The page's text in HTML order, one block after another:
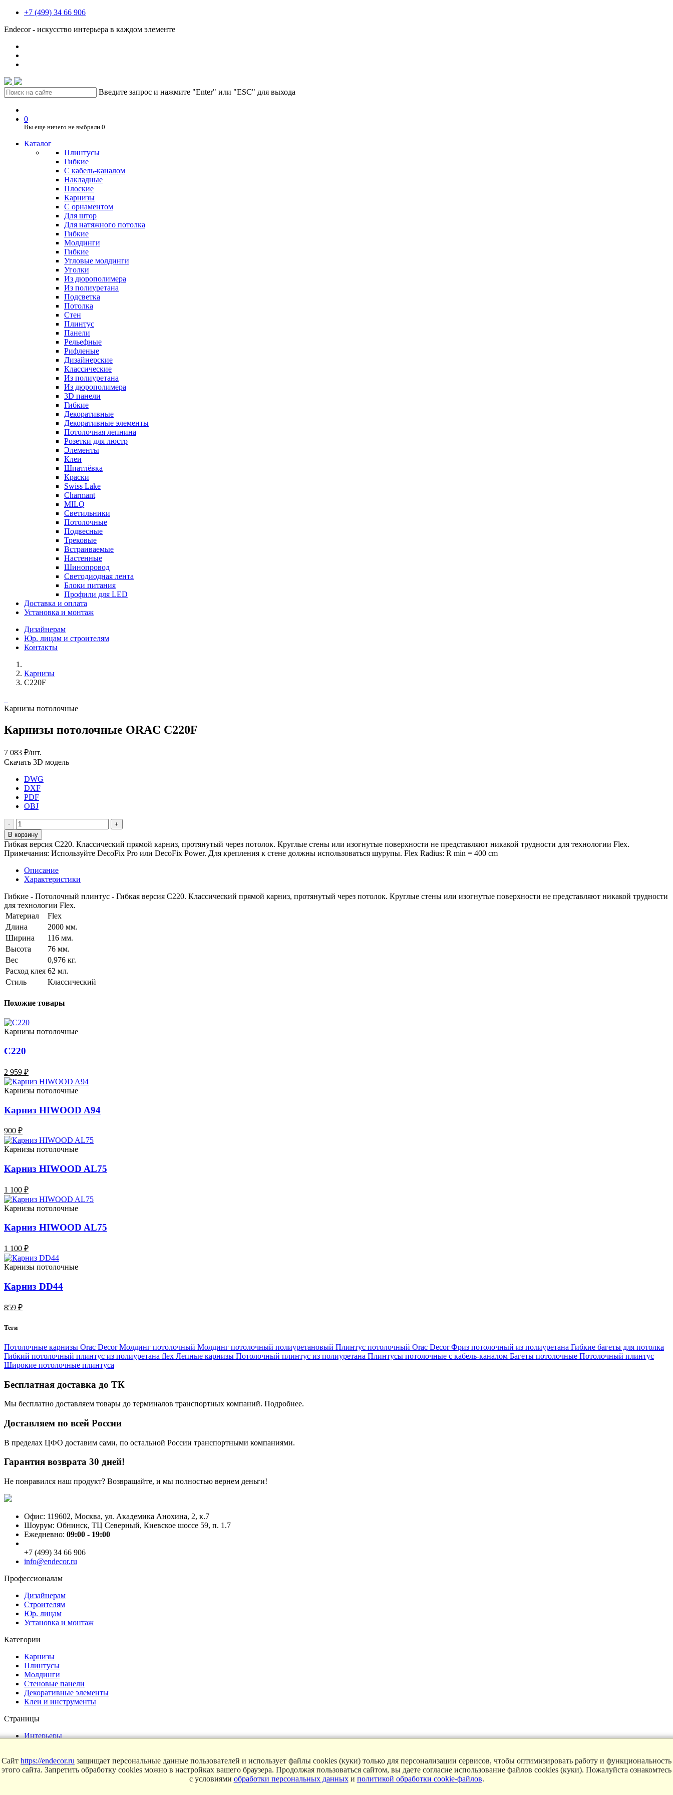
+7 (499) 34 66 906
Endecor - искусство интерьера в каждом элементе
Введите запрос и нажмите "Enter" или "ESC" для выхода
0
Вы еще ничего не выбрали 0
Каталог
Плинтусы
Гибкие
C кабель-каналом
Накладные
Плоские
Карнизы
С орнаментом
Для штор
Для натяжного потолка
Гибкие
Молдинги
Гибкие
Угловые молдинги
Уголки
Из дюрополимера
Из полиуретана
Подсветка
Потолка
Стен
Плинтус
Панели
Рельефные
Рифленые
Дизайнерские
Классические
Из полиуретана
Из дюрополимера
3D панели
Гибкие
Декоративные
Декоративные элементы
Потолочная лепнина
Розетки для люстр
Элементы
Клеи
Шпатлёвка
Краски
Swiss Lake
Charmant
MILQ
Светильники
Потолочные
Подвесные
Трековые
Встраиваемые
Настенные
Шинопровод
Светодиодная лента
Блоки питания
Профили для LED
Доставка и оплата
Установка и монтаж
Дизайнерам
Юр. лицам и строителям
Контакты
Карнизы
C220F
Карнизы потолочные
Карнизы потолочные ORAC C220F
7 083 ₽/шт.
Скачать 3D модель
DWG
DXF
PDF
OBJ
В корзину
Гибкая версия C220. Классический прямой карниз, протянутый через потолок. Круглые стены или изогнутые поверхности не представляют никакой трудности для технологии Flex.
Примечания: Используйте DecoFix Pro или DecoFix Power. Для крепления к стене должны использоваться шурупы. Flex Radius: R min = 400 cm
Описание
Характеристики
Гибкие - Потолочный плинтус - Гибкая версия C220. Классический прямой карниз, протянутый через потолок. Круглые стены или изогнутые поверхности не представляют никакой трудности
для технологии Flex.
Материал
Flex
Длина
2000 мм.
Ширина
116 мм.
Высота
76 мм.
Вес
0,976 кг.
Расход клея 62 мл.
Стиль
Классический
Похожие товары
Карнизы потолочные
C220
2 959 ₽
Карнизы потолочные
Карниз HIWOOD A94
900 ₽
Карнизы потолочные
Карниз HIWOOD AL75
1 100 ₽
Карнизы потолочные
Карниз HIWOOD AL75
1 100 ₽
Карнизы потолочные
Карниз DD44
859 ₽
Теги
Потолочные карнизы Orac Decor Молдинг потолочный Молдинг потолочный полиуретановый Плинтус потолочный Orac Decor Фриз потолочный из полиуретана Гибкие багеты для потолка
Гибкий потолочный плинтус из полиуретана flex Лепные карнизы Потолочный плинтус из полиуретана Плинтусы потолочные с кабель-каналом Багеты потолочные Потолочный плинтус
Широкие потолочные плинтуса
Бесплатная доставка до ТК
Мы бесплатно доставляем товары до терминалов транспортных компаний. Подробнее.
Доставляем по всей России
В пределах ЦФО доставим сами, по остальной России транспортными компаниями.
Гарантия возврата 30 дней!
Не понравился наш продукт? Возвращайте, и мы полностью вернем деньги!
Офис: 119602, Москва, ул. Академика Анохина, 2, к.7
Шоурум: Обнинск, ТЦ Северный, Киевское шоссе 59, п. 1.7
Ежедневно: 09:00 - 19:00
+7 (499) 34 66 906
info@endecor.ru
Профессионалам
Дизайнерам
Строителям
Юр. лицам
Установка и монтаж
Категории
Карнизы
Плинтусы
Молдинги
Стеновые панели
Декоративные элементы
Клеи и инструменты
Страницы
Интерьеры
О компании
Сайт https://endecor.ru защищает персональные данные пользователей и использует файлы cookies (куки) только для персонализации сервисов, чтобы оптимизировать работу и функциональность
этого сайта. Запретить обработку cookies можно в настройках вашего браузера. Продолжая пользоваться сайтом, вы даете согласие использование файлов cookies (куки). Пожалуйста ознакомтесь
с условиями обработки персональных данныхи политикой обработки cookie-файлов.